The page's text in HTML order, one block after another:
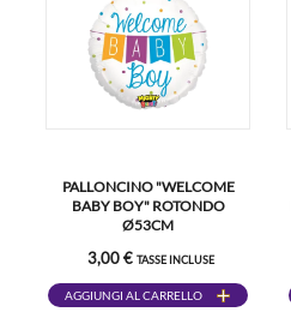
PALLONCINO "WELCOME
BABY BOY" ROTONDO
Ø53CM
3,00 € TASSE INCLUSE
AGGIUNGI AL CARRELLO